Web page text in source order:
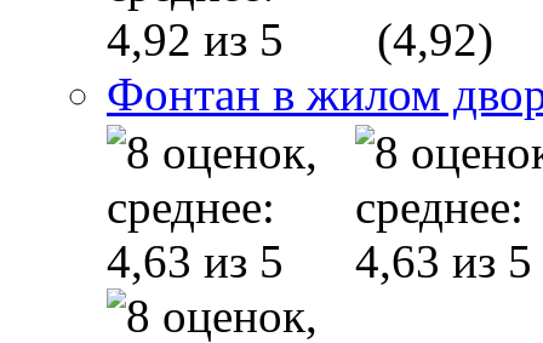
(4,92)
Фонтан в жилом